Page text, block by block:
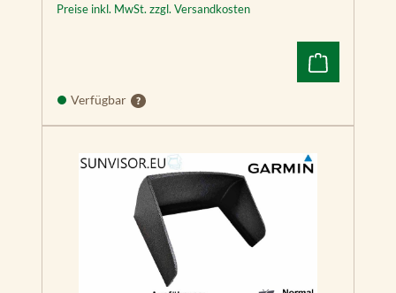
Preise inkl. MwSt. zzgl. Versandkosten
Verfügbar